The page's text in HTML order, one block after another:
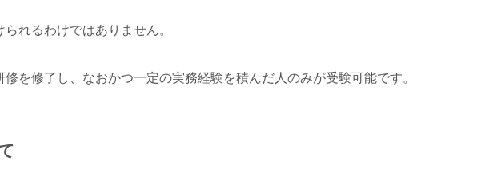
れるわけではありません。
を修了し、なおかつ一定の実務経験を積んだ人のみが受験可能です。